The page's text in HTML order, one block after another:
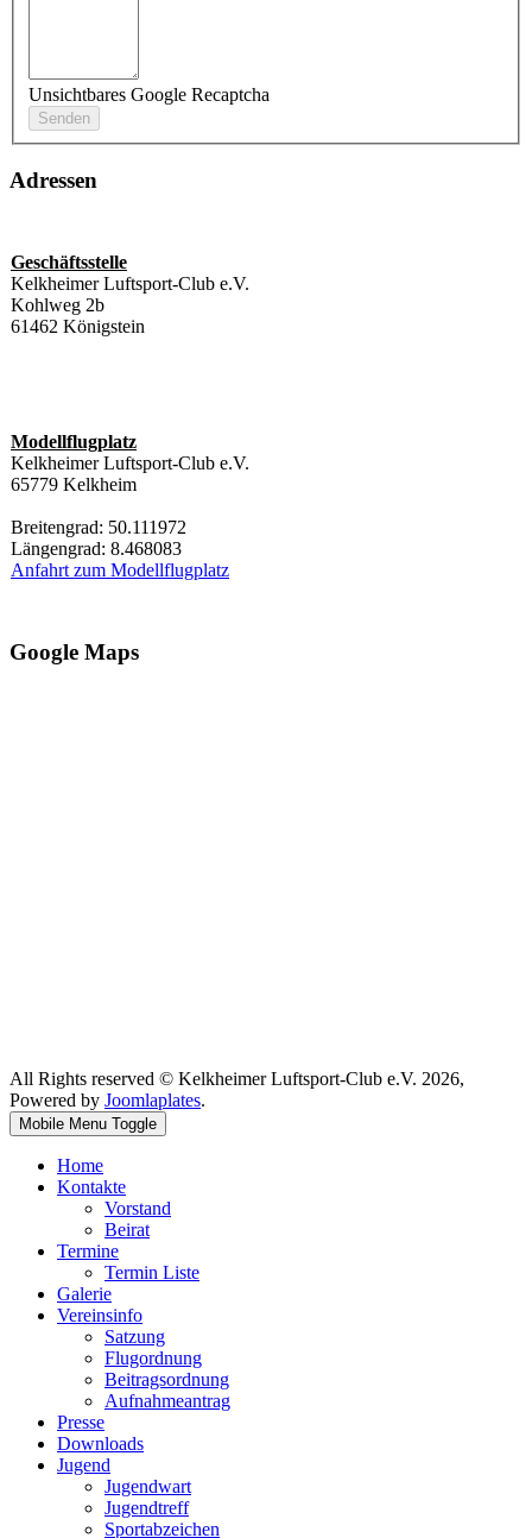
Unsichtbares Google Recaptcha
Adressen
Geschäftsstelle
Kelkheimer Luftsport-Club e.V.
Kohlweg 2b
61462 Königstein
Modellflugplatz
Kelkheimer Luftsport-Club e.V.
65779 Kelkheim
Breitengrad: 50.111972
Längengrad: 8.468083
Anfahrt zum Modellflugplatz
Google Maps
All Rights reserved © Kelkheimer Luftsport-Club e.V. 2026,
Powered by Joomlaplates.
Mobile Menu Toggle
Home
Kontakte
Vorstand
Beirat
Termine
Termin Liste
Galerie
Vereinsinfo
Satzung
Flugordnung
Beitragsordnung
Aufnahmeantrag
Presse
Downloads
Jugend
Jugendwart
Jugendtreff
Sportabzeichen